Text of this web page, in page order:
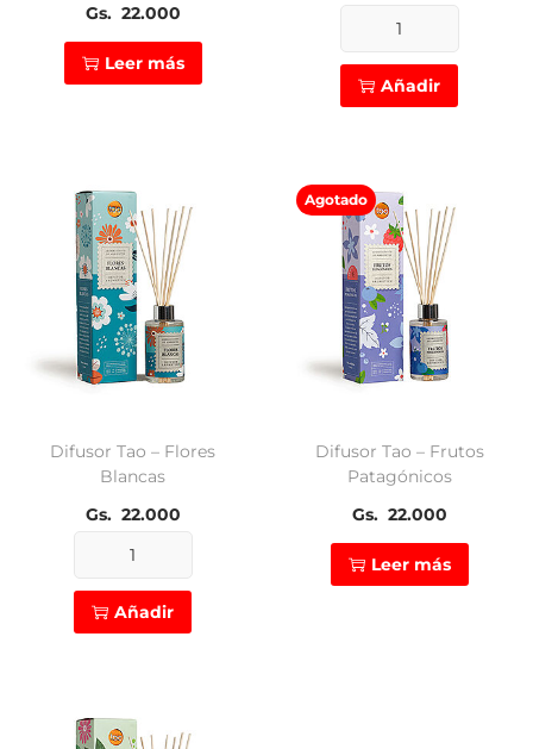
Gs. 22.000
Leer más
Tao
-
Añadir
Difusor Tao – Flores
Blancas
Gs. 22.000
Tao
-
cantidad
Añadir
Agotado
Difusor Tao – Frutos
Patagónicos
Gs. 22.000
Leer más